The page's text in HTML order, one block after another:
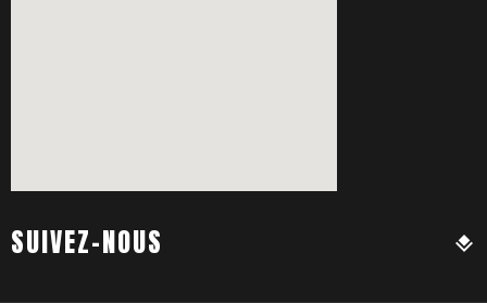
SUIVEZ-NOUS